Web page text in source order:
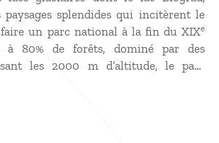
splendides qui incitèrent le
un parc national à la fin du XIXe
à 80% de forêts, dominé par des
les 2000 m d’altitude, le parc
Gora possède une faune et une